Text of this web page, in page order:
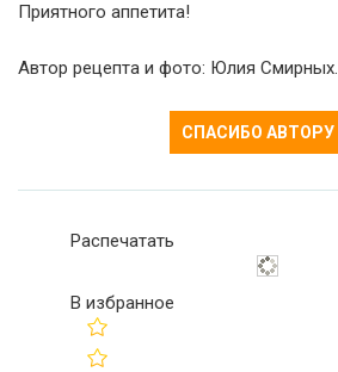
Приятного аппетита!
Автор рецепта и фото: Юлия Смирных.
СПАСИБО АВТОРУ
Распечатать
В избранное